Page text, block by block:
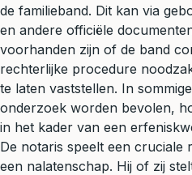
de familieband. Dit kan via
en andere officiële
voorhanden zijn of de band
rechterlijke procedure
te laten vaststellen. In
onderzoek worden bevolen,
in het kader van een
De notaris speelt een cruciale
een nalatenschap. Hij of zij